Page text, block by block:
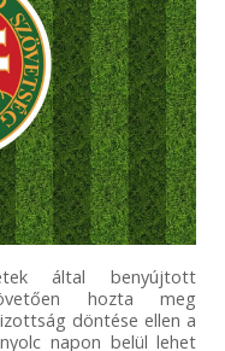
által benyújtott
hozta meg
döntése ellen a
napon belül lehet